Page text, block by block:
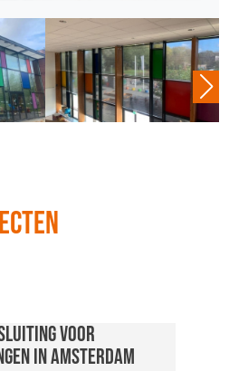
voor
in Amsterdam
Zonwering voor
Zonwering voor